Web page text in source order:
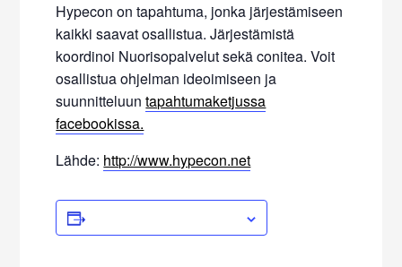
Hypecon on tapahtuma, jonka järjestämiseen
kaikki saavat osallistua. Järjestämistä
koordinoi Nuorisopalvelut sekä conitea. Voit
osallistua ohjelman ideoimiseen ja
suunnitteluuntapahtumaketjussa
facebookissa.
Lähde: http://www.hypecon.net